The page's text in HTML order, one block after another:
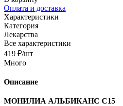
Оплата и доставка
Характеристики
Категория
Лекарства
Все характеристики
419 ₽/шт
Много
Описание
МОНИЛИА АЛЬБИКАНС С15